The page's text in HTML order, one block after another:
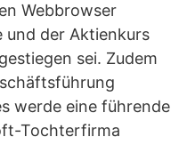
Webbrowser
und der Aktienkurs
sei. Zudem
werde eine führende
Tochterfirma